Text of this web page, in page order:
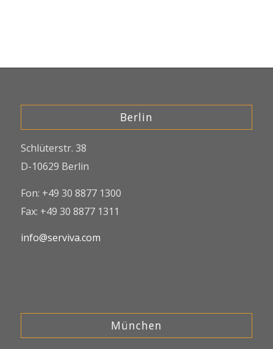
Berlin
Schlüterstr. 38
D-10629 Berlin
Fon: +49 30 8877 1300
Fax: +49 30 8877 1311
info@serviva.com
München